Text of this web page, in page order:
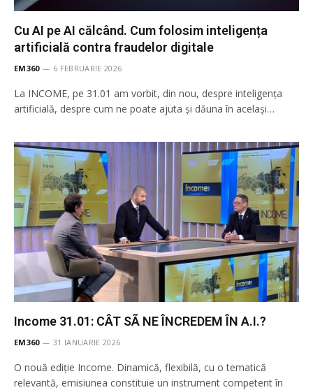
Cu AI pe AI călcând. Cum folosim inteligența
artificială contra fraudelor digitale
EM360 6 FEBRUARIE 2026
La INCOME, pe 31.01 am vorbit, din nou, despre inteligența
artificială, despre cum ne poate ajuta și dăuna în același…
Income 31.01: CÂT SÃ NE ÎNCREDEM ÎN A.I.?
EM360 31 IANUARIE 2026
O nouă ediție Income. Dinamică, flexibilă, cu o tematică
relevantă, emisiunea constituie un instrument competent în